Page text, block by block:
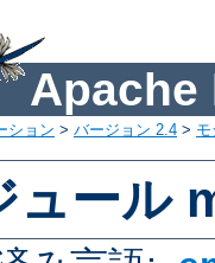
Apache
ション > バージョン 2.4 >
ュール